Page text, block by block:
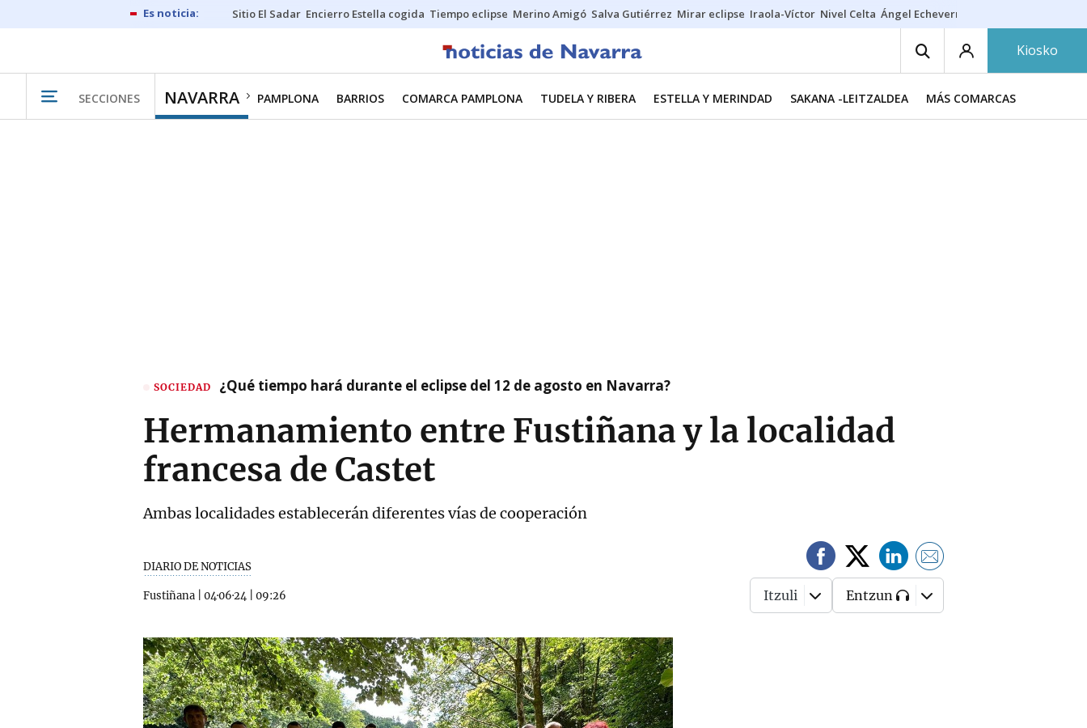
Sitio El Sadar Encierro Estella cogida Tiempo eclipse Merino Amigó Salva Gutiérrez Mirar eclipse Iraola-Víctor Nivel Celta Ángel Echeverría
Kiosko
SECCIONES NAVARRA PAMPLONA BARRIOS COMARCA PAMPLONA TUDELA Y RIBERA ESTELLA Y MERINDAD SAKANA -LEITZALDEA MÁS COMARCAS
SOCIEDAD ¿Qué tiempo hará durante el eclipse del 12 de agosto en Navarra?
Hermanamiento entre Fustiñana y la localidad
francesa de Castet
Ambas localidades establecerán diferentes vías de cooperación
DIARIO DE NOTICIAS
Fustiñana 04·06·24 09:26 Itzuli Entzun